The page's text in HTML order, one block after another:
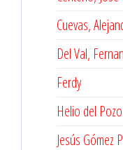
Cuevas,
Del Val,
Ferdy
Helio del Pozo
Jesús Gómez